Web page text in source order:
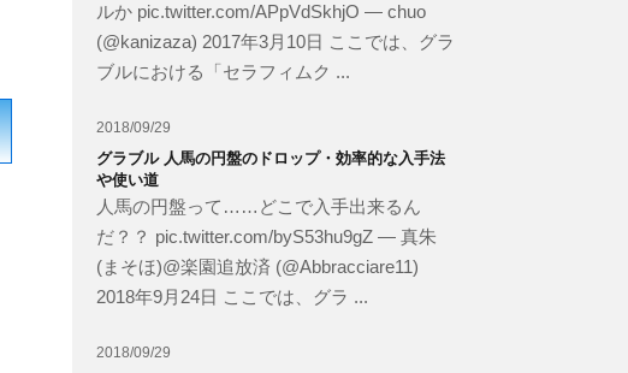
ルか pic.twitter.com/APpVdSkhjO — chuo
(@kanizaza) 2017年3月10日 ここでは、グラ
ブルにおける「セラフィムク ...
2018/09/29
グラブル 人馬の円盤のドロップ・効率的な入手法
や使い道
人馬の円盤って……どこで入手出来るん
だ？？ pic.twitter.com/byS53hu9gZ — 真朱
(まそほ)@楽園追放済 (@Abbracciare11)
2018年9月24日 ここでは、グラ ...
2018/09/29